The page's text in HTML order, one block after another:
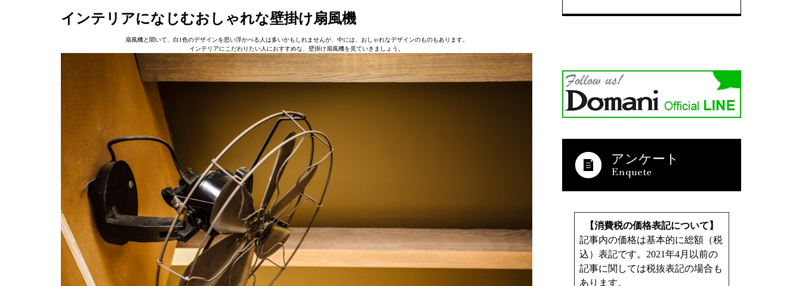
インテリアになじむおしゃれな壁掛け扇風機
扇風機と聞いて、白1色のデザインを思い浮かべる人は多いかもしれませんが、中には、おしゃれなデザインのものもあります。
インテリアにこだわりたい人におすすめな、壁掛け扇風機を見ていきましょう。
アンケート
【消費税の価格表記について】
記事内の価格は基本的に総額（税
込）表記です。2021年4月以前の
記事に関しては税抜表記の場合も
あります。